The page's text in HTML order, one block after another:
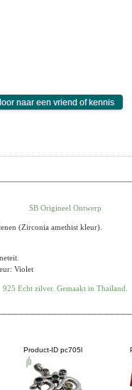
SB Origineel Ontwerp
(Zirconia amethist kleur).
Violet
925 Echt zilver. Gemaakt in Thailand.
Product-ID pc705l